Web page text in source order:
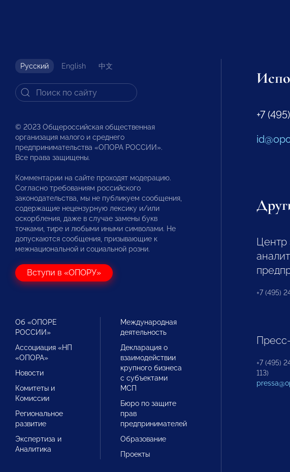
Русский English 中文
© 2023 Общероссийская общественная
организация малого и среднего
предпринимательства «ОПОРА РОССИИ».
Все права защищены.
Комментарии на сайте проходят модерацию.
Согласно требованиям российского
законодательства, мы не публикуем сообщения,
содержащие нецензурную лексику и/или
оскорбления, даже в случае замены букв
точками, тире и любыми иными символами. Не
допускаются сообщения, призывающие к
межнациональной и социальной розни.
Вступи в «ОПОРУ»
Об «ОПОРЕ
РОССИИ»
Ассоциация «НП
«ОПОРА»
Новости
Комитеты и
Комиссии
Региональное
развитие
Экспертиза и
Аналитика
Международная
деятельность
Декларация о
взаимодействии
крупного бизнеса
с субъектами
МСП
Бюро по защите
прав
предпринимателей
Образование
Проекты
+7
Центр
+7 (495)
+7 (495)
113)